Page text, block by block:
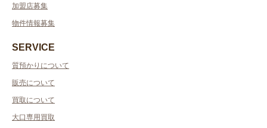
加盟店募集
物件情報募集
SERVICE
質預かりについて
販売について
買取について
大口専用買取